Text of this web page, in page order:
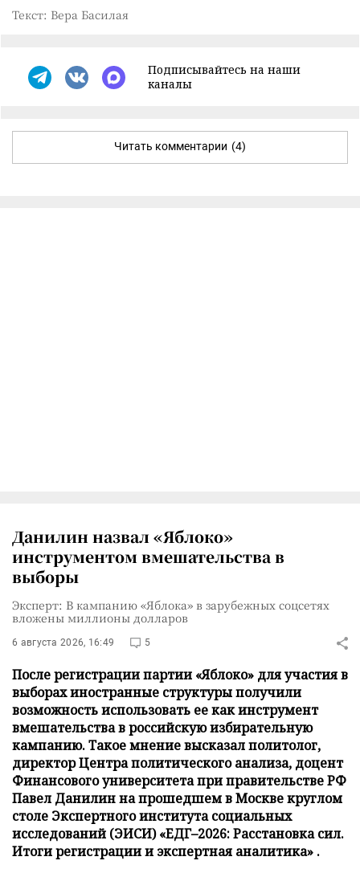
Текст: Вера Басилая
Подписывайтесь на наши
каналы
Читать комментарии (4)
Данилин назвал «Яблоко»
инструментом вмешательства в
выборы
Эксперт: В кампанию «Яблока» в зарубежных соцсетях
вложены миллионы долларов
6 августа 2026, 16:49 5
После регистрации партии «Яблоко» для участия в
выборах иностранные структуры получили
возможность использовать ее как инструмент
вмешательства в российскую избирательную
кампанию. Такое мнение высказал политолог,
директор Центра политического анализа, доцент
Финансового университета при правительстве РФ
Павел Данилин на прошедшем в Москве круглом
столе Экспертного института социальных
исследований (ЭИСИ) «ЕДГ–2026: Расстановка сил.
Итоги регистрации и экспертная аналитика» .